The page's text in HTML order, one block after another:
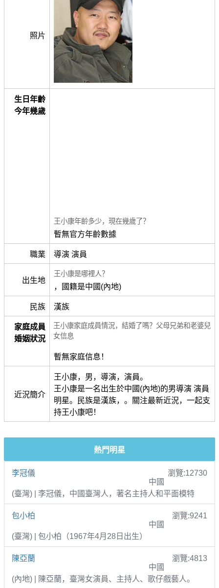
照片
生日年齡
今年幾歲
王小康年齡多少，現在幾歲了？
暫無官方年齡數據
職業 導演 演員
出生地
王小康是哪裡人？
，國籍是中國(內地)
民族 漢族
家庭成員
婚姻狀況
王小康家庭成員情況，結婚了嗎？父母兄弟和老婆兒
女信息
暫無家庭信息！
近況簡介
王小康，男，導演，演員。
王小康是一名出生於中國(內地)的男導演 演員
明星。民族是漢族，。關注最新近況，一起支
持王小康吧！
熱門明星
李冠儀
瀏覽:12730
中國
(臺灣) | 李冠儀，中國臺灣人，著名主持人和平面模特
包小柏
瀏覽:9241
中國
(臺灣) | 包小柏（1967年4月28日出生）
陳亞蘭
瀏覽:4813
中國
(內地) | 陳亞蘭，臺灣女演員、主持人、歌仔戲藝人。